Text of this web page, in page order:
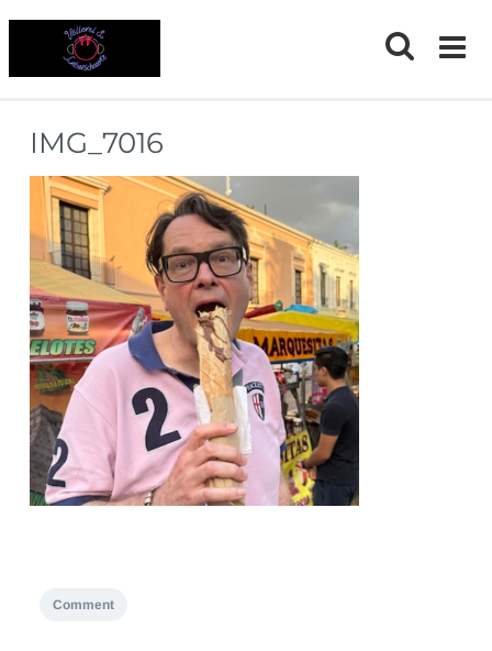
IMG_7016
Comment